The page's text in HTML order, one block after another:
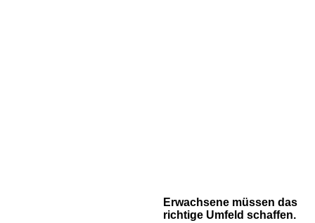
Erwachsene müssen das
richtige Umfeld schaffen.